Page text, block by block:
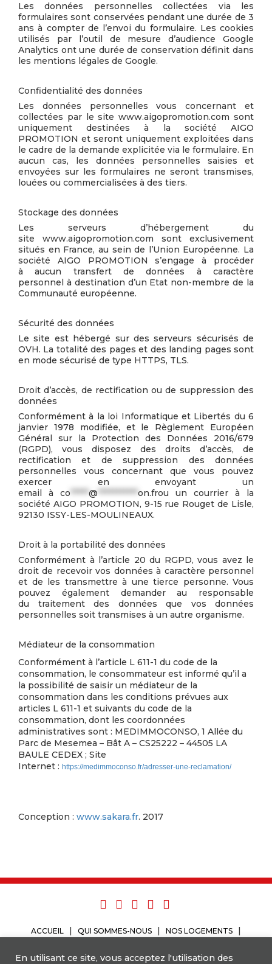
Les données personnelles collectées via les
formulaires sont conservées pendant une durée de 3
ans à compter de l’envoi du formulaire. Les cookies
utilisés par l’outil de mesure d’audience Google
Analytics ont une durée de conservation définit dans
les mentions légales de Google.
Confidentialité des données
Les données personnelles vous concernant et
collectées par le site www.aigopromotion.com sont
uniquement destinées à la société AIGO
PROMOTION et seront uniquement exploitées dans
le cadre de la demande explicitée via le formulaire. En
aucun cas, les données personnelles saisies et
envoyées sur les formulaires ne seront transmises,
louées ou commercialisées à des tiers.
Stockage des données
Les serveurs d’hébergement du
site www.aigopromotion.com sont exclusivement
situés en France, au sein de l’Union Européenne. La
société AIGO PROMOTION s’engage à procéder
à aucun transfert de données à caractère
personnel à destination d’un Etat non-membre de la
Communauté européenne.
Sécurité des données
Le site est hébergé sur des serveurs sécurisés de
OVH. La totalité des pages et des landing pages sont
en mode sécurisé de type HTTPS, TLS.
Droit d’accès, de rectification ou de suppression des
données
Conformément à la loi Informatique et Libertés du 6
janvier 1978 modifiée, et le Règlement Européen
Général sur la Protection des Données 2016/679
(RGPD), vous disposez des droits d’accès, de
rectification et de suppression des données
personnelles vous concernant que vous pouvez
exercer en envoyant un
email à co *****@ ***********on.frou un courrier à la
société AIGO PROMOTION, 9-15 rue Rouget de Lisle,
92130 ISSY-LES-MOULINEAUX.
Droit à la portabilité des données
Conformément à l’article 20 du RGPD, vous avez le
droit de recevoir vos données à caractère personnel
et de les transmettre à une tierce personne. Vous
pouvez également demander au responsable
du traitement des données que vos données
personnelles soit transmises à un autre organisme.
Médiateur de la consommation
Conformément à l’article L 611-1 du code de la
consommation, le consommateur est informé qu’il a
la possibilité de saisir un médiateur de la
consommation dans les conditions prévues aux
articles L 611-1 et suivants du code de la
consommation, dont les coordonnées
administratives sont : MEDIMMOCONSO, 1 Allée du
Parc de Mesemea – Bât A – CS25222 – 44505 LA
BAULE CEDEX ; Site
Internet : https://medimmoconso.fr/adresser-une-reclamation/
Conception : www.sakara.fr. 2017
ACCUEIL QUI SOMMES-NOUS
NOS LOGEMENTS
MENTIONS LÉGALES
En utilisant ce site, vous acceptez l'utilisation des